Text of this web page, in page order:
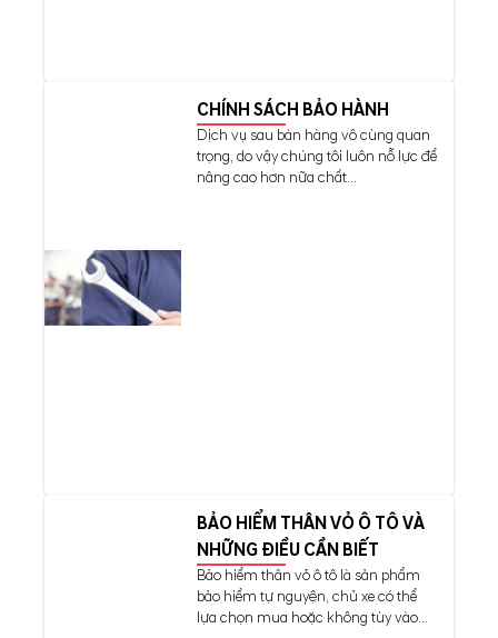
CHÍNH SÁCH BẢO HÀNH
Dịch vụ sau bán hàng vô cùng quan
trọng, do vậy chúng tôi luôn nỗ lực để
nâng cao hơn nữa chất...
BẢO HIỂM THÂN VỎ Ô TÔ VÀ
NHỮNG ĐIỀU CẦN BIẾT
Bảo hiểm thân vỏ ô tô là sản phẩm
bảo hiểm tự nguyện, chủ xe có thể
lựa chọn mua hoặc không tùy vào...